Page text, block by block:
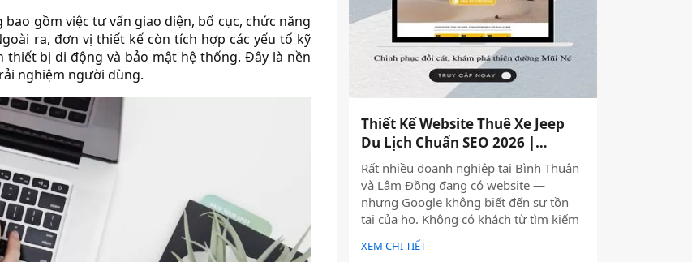
gồm việc tư vấn giao diện, bố cục, chức năng
ra, đơn vị thiết kế còn tích hợp các yếu tố kỹ
bị di động và bảo mật hệ thống. Đây là nền
nghiệm người dùng.
Thiết Kế Website Thuê Xe Jeep
Du Lịch Chuẩn SEO 2026 |
JoyJeep
Rất nhiều doanh nghiệp tại Bình Thuận
và Lâm Đồng đang có website —
nhưng Google không biết đến sự tồn
tại của họ. Không có khách từ tìm kiếm
tự nhiên, mọi nỗ lực xây dựng nội dung
đều trở nên vô nghĩa. Vấn đề không
XEM CHI TIẾT